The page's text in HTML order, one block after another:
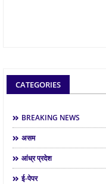
CATEGORIES
BREAKING NEWS
असम
आंध्र प्रदेश
ई-पेपर